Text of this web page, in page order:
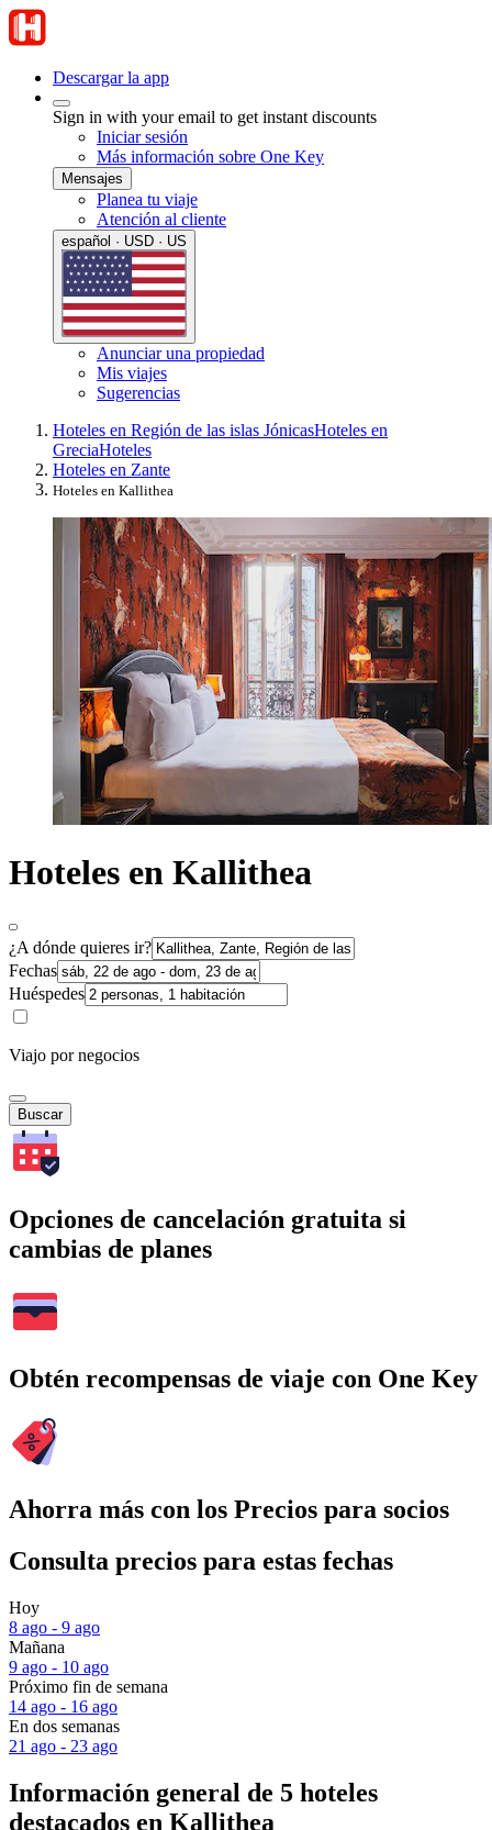
Descargar la app
Sign in with your email to get instant discounts
Iniciar sesión
Más información sobre One Key
Mensajes
Planea tu viaje
Atención al cliente
español · USD · US
Anunciar una propiedad
Mis viajes
Sugerencias
Hoteles en Región de las islas JónicasHoteles en
GreciaHoteles
Hoteles en Zante
Hoteles en Kallithea
Hoteles en Kallithea
¿A dónde quieres ir?
Fechas
Huéspedes
Viajo por negocios
Buscar
Opciones de cancelación gratuita si
cambias de planes
Obtén recompensas de viaje con One Key
Ahorra más con los Precios para socios
Consulta precios para estas fechas
Hoy
8 ago - 9 ago
Mañana
9 ago - 10 ago
Próximo fin de semana
14 ago - 16 ago
En dos semanas
21 ago - 23 ago
Información general de 5 hoteles
destacados en Kallithea